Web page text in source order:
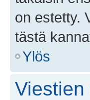
on estetty.
tästä
Ylös